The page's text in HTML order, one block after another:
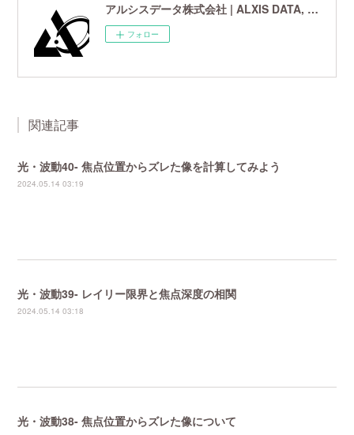
アルシスデータ株式会社 | ALXIS DATA, Inc. | 世界最先端の画像鮮鋭化技術研究開発企業
フォロー
関連記事
光・波動40- 焦点位置からズレた像を計算してみよう
2024.05.14 03:19
光・波動39- レイリー限界と焦点深度の相関
2024.05.14 03:18
光・波動38- 焦点位置からズレた像について